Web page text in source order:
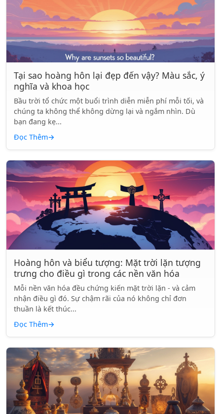
Tại sao hoàng hôn lại đẹp đến vậy? Màu sắc, ý
nghĩa và khoa học
Bầu trời tổ chức một buổi trình diễn miễn phí mỗi tối, và
chúng ta không thể không dừng lại và ngắm nhìn. Dù
bạn đang kẹ...
Đọc Thêm→
Hoàng hôn và biểu tượng: Mặt trời lặn tượng
trưng cho điều gì trong các nền văn hóa
Mỗi nền văn hóa đều chứng kiến mặt trời lặn - và cảm
nhận điều gì đó. Sự chậm rãi của nó không chỉ đơn
thuần là kết thúc...
Đọc Thêm→